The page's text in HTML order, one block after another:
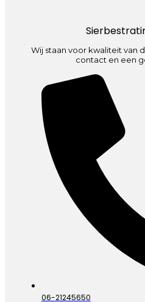
Wij staan voor kwaliteit van
contact en een
06-21245650